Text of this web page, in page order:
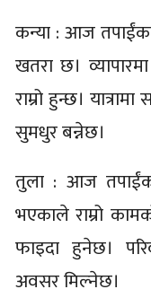
कन्या : आज तपाईंका
खतरा छ।
राम्रो हुन्छ।
सुमधुर बन्नेछ।
तुला : आज तपाईंको
भएकाले राम्रो
फाइदा हुनेछ।
अवसर मिल्नेछ।